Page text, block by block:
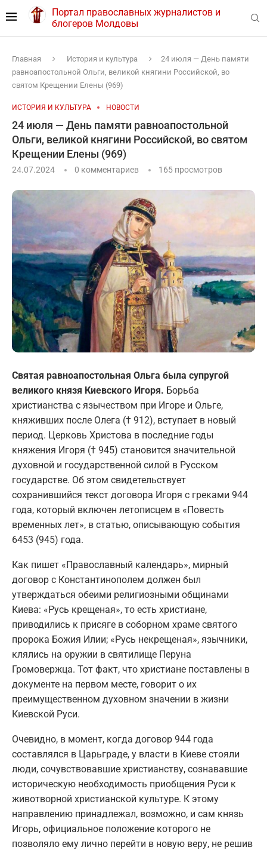
Портал православных журналистов и
блогеров Молдовы
Главная История и культура
24 июля — День памяти
равноапостольной Ольги, великой княгини Российской, во
святом Крещении Елены (969)
ИСТОРИЯ И КУЛЬТУРА НОВОСТИ
24 июля — День памяти равноапостольной
Ольги, великой княгини Российской, во святом
Крещении Елены (969)
24.07.2024 0 комментариев 165 просмотров
Святая равноапостольная Ольга была супругой
великого князя Киевского Игоря. Борьба
христианства с язычеством при Игоре и Ольге,
княживших после Олега († 912), вступает в новый
период. Церковь Христова в последние годы
княжения Игоря († 945) становится значительной
духовной и государственной силой в Русском
государстве. Об этом свидетельствует
сохранившийся текст договора Игоря с греками 944
года, который включен летописцем в «Повесть
временных лет», в статью, описывающую события
6453 (945) года.
Как пишет «Православный календарь», мирный
договор с Константинополем должен был
утверждаться обеими религиозными общинами
Киева: «Русь крещеная», то есть христиане,
приводились к присяге в соборном храме святого
пророка Божия Илии; «Русь некрещеная», язычники,
клялись на оружии в святилище Перуна
Громовержца. Тот факт, что христиане поставлены в
документе на первом месте, говорит о их
преимущественном духовном значении в жизни
Киевской Руси.
Очевидно, в момент, когда договор 944 года
составлялся в Царьграде, у власти в Киеве стояли
люди, сочувствовавшие христианству, сознававшие
историческую необходимость приобщения Руси к
животворной христианской культуре. К этому
направлению принадлежал, возможно, и сам князь
Игорь, официальное положение которого не
позволяло ему лично перейти в новую веру, не решив